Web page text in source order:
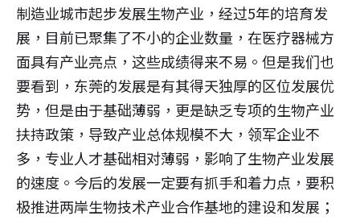
制造业城市起步发展生物产业，经过5年的培育发
展，目前已聚集了不小的企业数量，在医疗器械方
面具有产业亮点，这些成绩得来不易。但是我们也
要看到，东莞的发展是有其得天独厚的区位发展优
势，但是由于基础薄弱，更是缺乏专项的生物产业
扶持政策，导致产业总体规模不大，领军企业不
多，专业人才基础相对薄弱，影响了生物产业发展
的速度。今后的发展一定要有抓手和着力点，要积
极推进两岸生物技术产业合作基地的建设和发展；